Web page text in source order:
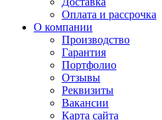
Оплата и рассрочка
О компании
Производство
Гарантия
Портфолио
Отзывы
Реквизиты
Вакансии
Карта сайта